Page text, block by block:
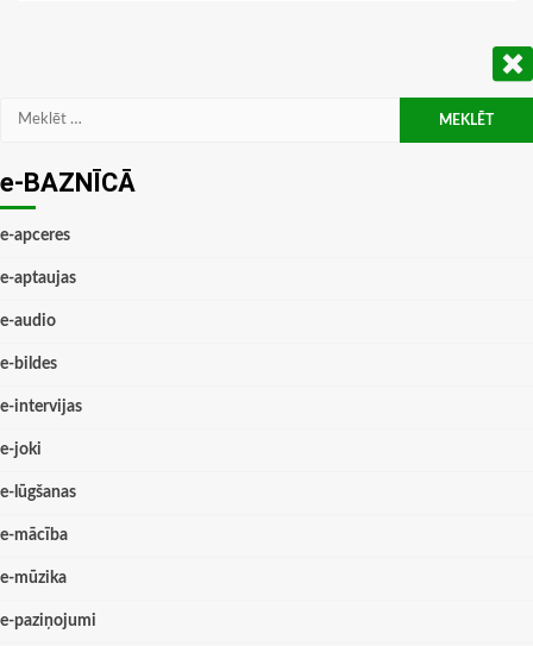
Meklēt:
e-BAZNĪCĀ
e-apceres
e-aptaujas
e-audio
e-bildes
e-intervijas
e-joki
e-lūgšanas
e-mācība
e-mūzika
e-paziņojumi